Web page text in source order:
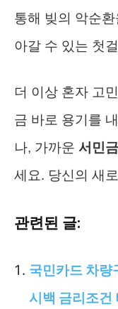
통해 빚의 악순
아갈 수 있는 첫
더 이상 혼자 고
금 바로 용기를
나, 가까운 서민
세요. 당신의 새
관련된 글:
국민카드 차량
시백 금리조건